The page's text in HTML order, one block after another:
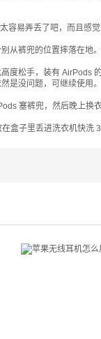
容易弄丢了吧，而且感
从裤兜的位置摔落在地
度松手，装有 AirPods
是没问题，可继续使用。
塞裤兜，然后晚上换
盒子里丢进洗衣机快洗